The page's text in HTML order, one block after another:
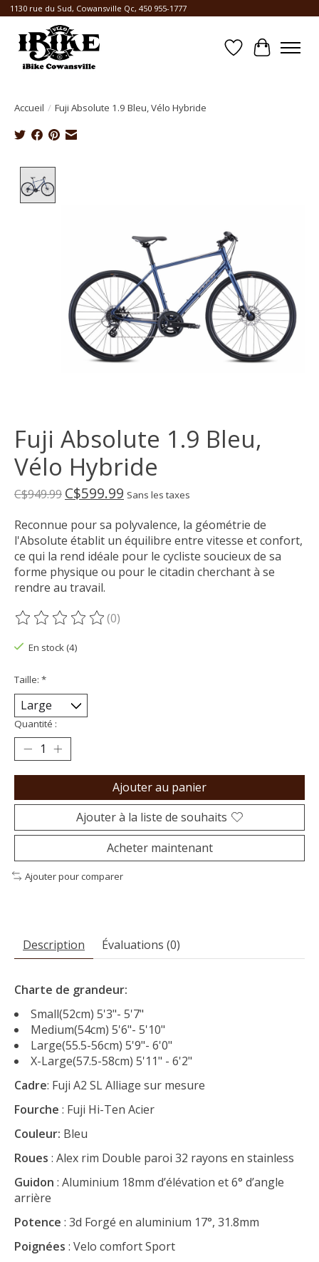
1130 rue du Sud, Cowansville Qc, 450 955-1777
Liste dePanier
Accueil / Fuji Absolute 1.9 Bleu, Vélo Hybride
Fuji Absolute 1.9 Bleu,
Vélo Hybride
C$949.99 C$599.99 Sans les taxes
Reconnue pour sa polyvalence, la géométrie de
l'Absolute établit un équilibre entre vitesse et confort,
ce qui la rend idéale pour le cycliste soucieux de sa
forme physique ou pour le citadin cherchant à se
rendre au travail.
Ce produit est évalué à
(0)
En stock (4)
Taille: *
Quantité :
Ajouter au panier
Ajouter à la liste de souhaits
Acheter maintenant
Ajouter pour comparer
Description Évaluations (0)
Charte de grandeur:
Small(52cm) 5'3"- 5'7"
Medium(54cm) 5'6"- 5'10"
Large(55.5-56cm) 5'9"- 6'0"
X-Large(57.5-58cm) 5'11" - 6'2"
Cadre: Fuji A2 SL Alliage sur mesure
Fourche : Fuji Hi-Ten Acier
Couleur: Bleu
Roues : Alex rim Double paroi 32 rayons en stainless
Guidon : Aluminium 18mm d’élévation et 6° d’angle
arrière
Potence : 3d Forgé en aluminium 17°, 31.8mm
Poignées : Velo comfort Sport